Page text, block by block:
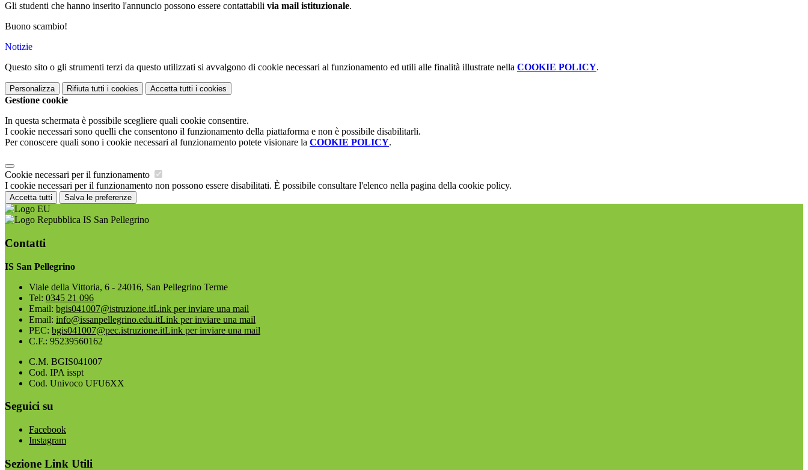
Gli studenti che hanno inserito l'annuncio possono essere contattabili via mail istituzionale.
Buono scambio!
Notizie
Questo sito o gli strumenti terzi da questo utilizzati si avvalgono di cookie necessari al funzionamento ed utili alle finalità illustrate nella COOKIE POLICY.
Personalizza Rifiuta tutti i cookies Accetta tutti i cookies
Gestione cookie
In questa schermata è possibile scegliere quali cookie consentire.
I cookie necessari sono quelli che consentono il funzionamento della piattaforma e non è possibile disabilitarli.
Per conoscere quali sono i cookie necessari al funzionamento potete visionare la COOKIE POLICY.
Cookie necessari per il funzionamento
I cookie necessari per il funzionamento non possono essere disabilitati. È possibile consultare l'elenco nella pagina della cookie policy.
Accetta tutti Salva le preferenze
IS San Pellegrino
Contatti
IS San Pellegrino
Viale della Vittoria, 6 - 24016, San Pellegrino Terme
Tel: 0345 21 096
Email: bgis041007@istruzione.itLink per inviare una mail
Email: info@issanpellegrino.edu.itLink per inviare una mail
PEC: bgis041007@pec.istruzione.itLink per inviare una mail
C.F.: 95239560162
C.M. BGIS041007
Cod. IPA isspt
Cod. Univoco UFU6XX
Seguici su
Facebook
Instagram
Sezione Link Utili